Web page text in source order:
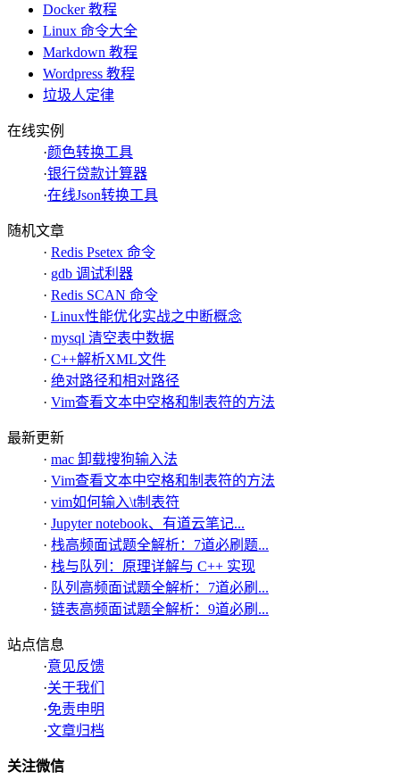
Docker 教程
Linux 命令大全
Markdown 教程
Wordpress 教程
垃圾人定律
在线实例
·颜色转换工具
·银行贷款计算器
·在线Json转换工具
随机文章
· Redis Psetex 命令
· gdb 调试利器
· Redis SCAN 命令
· Linux性能优化实战之中断概念
· mysql 清空表中数据
· C++解析XML文件
· 绝对路径和相对路径
· Vim查看文本中空格和制表符的方法
最新更新
· mac 卸载搜狗输入法
· Vim查看文本中空格和制表符的方法
· vim如何输入\t制表符
· Jupyter notebook、有道云笔记...
· 栈高频面试题全解析：7道必刷题...
· 栈与队列：原理详解与 C++ 实现
· 队列高频面试题全解析：7道必刷...
· 链表高频面试题全解析：9道必刷...
站点信息
·意见反馈
·关于我们
·免责申明
·文章归档
关注微信